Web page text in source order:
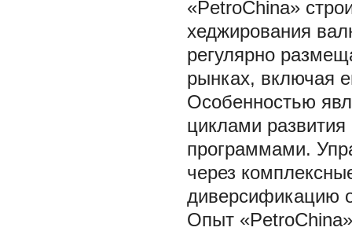
«PetroChina»
хеджирования
регулярно
рынках, включая
Особенностью
циклами
программами.
через
диверсификацию
Опыт